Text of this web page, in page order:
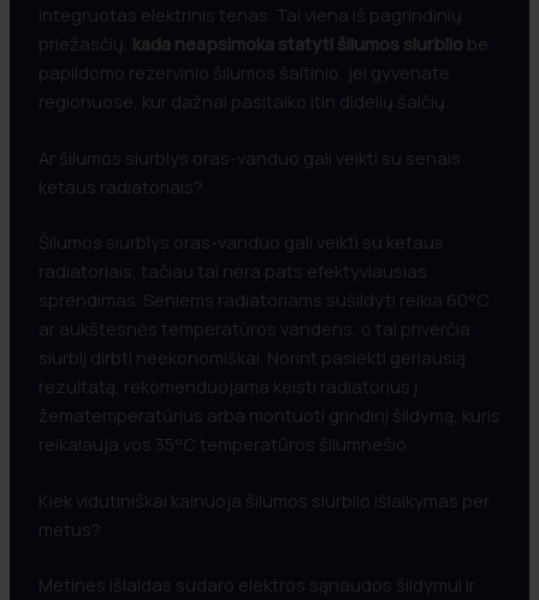
integruotas elektrinis tenas. Tai viena iš pagrindinių
priežasčių, kada neapsimoka statyti šilumos siurblio be
papildomo rezervinio šilumos šaltinio, jei gyvenate
regionuose, kur dažnai pasitaiko itin didelių šalčių.
Ar šilumos siurblys oras-vanduo gali veikti su senais
ketaus radiatoriais?
Šilumos siurblys oras-vanduo gali veikti su ketaus
radiatoriais, tačiau tai nėra pats efektyviausias
sprendimas. Seniems radiatoriams sušildyti reikia 60°C
ar aukštesnės temperatūros vandens, o tai priverčia
siurblį dirbti neekonomiškai. Norint pasiekti geriausią
rezultatą, rekomenduojama keisti radiatorius į
žematemperatūrius arba montuoti grindinį šildymą, kuris
reikalauja vos 35°C temperatūros šilumnešio.
Kiek vidutiniškai kainuoja šilumos siurblio išlaikymas per
metus?
Metines išlaidas sudaro elektros sąnaudos šildymui ir